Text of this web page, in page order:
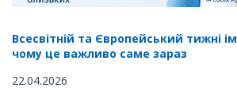
Всесвітній та Європейський тижні
чому це важливо саме зараз
22.04.2026